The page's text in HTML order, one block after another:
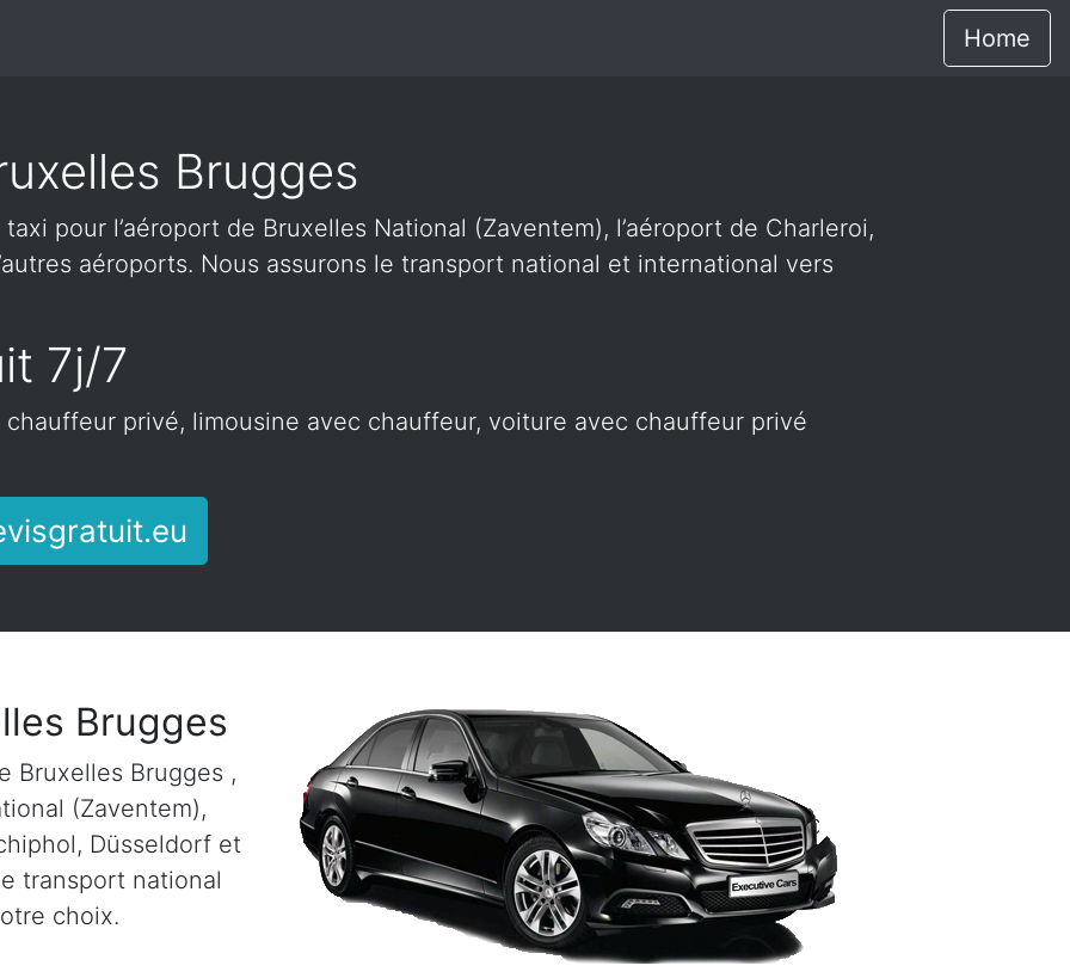
Home
Brugges
pour l’aéroport de Bruxelles National (Zaventem), l’aéroport de Charleroi,
aéroports. Nous assurons le transport national et international vers
7j/7
privé, limousine avec chauffeur, voiture avec chauffeur privé
Brugges
Bruxelles Brugges ,
(Zaventem),
Düsseldorf et
transport national
choix.